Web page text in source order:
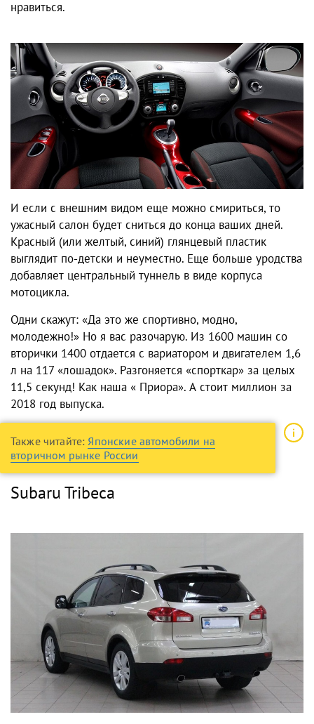
нравиться.
И если с внешним видом еще можно смириться, то
ужасный салон будет сниться до конца ваших дней.
Красный (или желтый, синий) глянцевый пластик
выглядит по-детски и неуместно. Еще больше уродства
добавляет центральный туннель в виде корпуса
мотоцикла.
Одни скажут: «Да это же спортивно, модно,
молодежно!» Но я вас разочарую. Из 1600 машин со
вторички 1400 отдается с вариатором и двигателем 1,6
л на 117 «лошадок». Разгоняется «спорткар» за целых
11,5 секунд! Как наша « Приора». А стоит миллион за
2018 год выпуска.
Также читайте:Японские автомобили на
вторичном рынке России
Subaru Tribeca